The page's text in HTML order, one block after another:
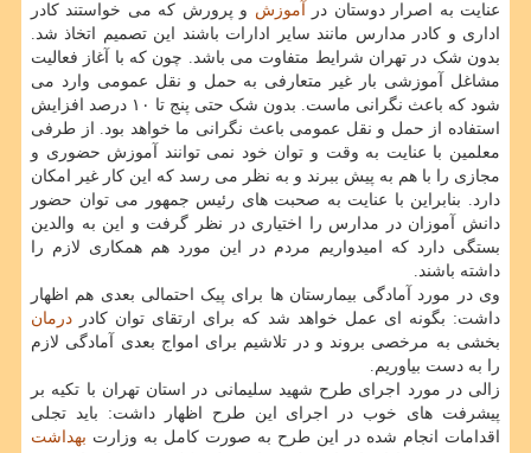
عنایت به اصرار دوستان در
آموزش و پرورش که می خواستند کادر
اداری و کادر مدارس مانند سایر ادارات باشند این تصمیم اتخاذ شد.
بدون شک در تهران شرایط متفاوت می باشد. چون که با آغاز فعالیت
مشاغل آموزشی بار غیر متعارفی به حمل و نقل عمومی وارد می
شود که باعث نگرانی ماست. بدون شک حتی پنج تا ۱۰ درصد افزایش
استفاده از حمل و نقل عمومی باعث نگرانی ما خواهد بود. از طرفی
معلمین با عنایت به وقت و توان خود نمی توانند آموزش حضوری و
مجازی را با هم به پیش ببرند و به نظر می رسد که این کار غیر امکان
دارد. بنابراین با عنایت به صحبت های رئیس جمهور می توان حضور
دانش آموزان در مدارس را اختیاری در نظر گرفت و این به والدین
بستگی دارد که امیدواریم مردم در این مورد هم همکاری لازم را
داشته باشند.
وی در مورد آمادگی بیمارستان ها برای پیک احتمالی بعدی هم اظهار
داشت: بگونه ای عمل خواهد شد که برای ارتقای توان کادر درمان
بخشی به مرخصی بروند و در تلاشیم برای امواج بعدی آمادگی لازم
را به دست بیاوریم.
زالی در مورد اجرای طرح شهید سلیمانی در استان تهران با تکیه بر
پیشرفت های خوب در اجرای این طرح اظهار داشت: باید تجلی
اقدامات انجام شده در این طرح به صورت کامل به وزارت بهداشت